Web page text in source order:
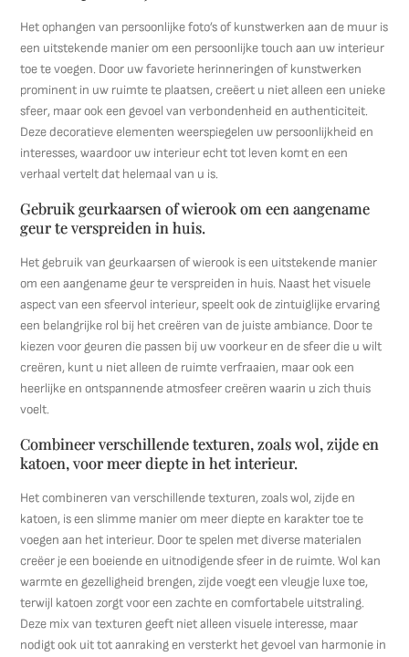
Het ophangen van persoonlijke foto’s of kunstwerken aan de muur is
een uitstekende manier om een persoonlijke touch aan uw interieur
toe te voegen. Door uw favoriete herinneringen of kunstwerken
prominent in uw ruimte te plaatsen, creëert u niet alleen een unieke
sfeer, maar ook een gevoel van verbondenheid en authenticiteit.
Deze decoratieve elementen weerspiegelen uw persoonlijkheid en
interesses, waardoor uw interieur echt tot leven komt en een
verhaal vertelt dat helemaal van u is.
Gebruik geurkaarsen of wierook om een aangename
geur te verspreiden in huis.
Het gebruik van geurkaarsen of wierook is een uitstekende manier
om een aangename geur te verspreiden in huis. Naast het visuele
aspect van een sfeervol interieur, speelt ook de zintuiglijke ervaring
een belangrijke rol bij het creëren van de juiste ambiance. Door te
kiezen voor geuren die passen bij uw voorkeur en de sfeer die u wilt
creëren, kunt u niet alleen de ruimte verfraaien, maar ook een
heerlijke en ontspannende atmosfeer creëren waarin u zich thuis
voelt.
Combineer verschillende texturen, zoals wol, zijde en
katoen, voor meer diepte in het interieur.
Het combineren van verschillende texturen, zoals wol, zijde en
katoen, is een slimme manier om meer diepte en karakter toe te
voegen aan het interieur. Door te spelen met diverse materialen
creëer je een boeiende en uitnodigende sfeer in de ruimte. Wol kan
warmte en gezelligheid brengen, zijde voegt een vleugje luxe toe,
terwijl katoen zorgt voor een zachte en comfortabele uitstraling.
Deze mix van texturen geeft niet alleen visuele interesse, maar
nodigt ook uit tot aanraking en versterkt het gevoel van harmonie in